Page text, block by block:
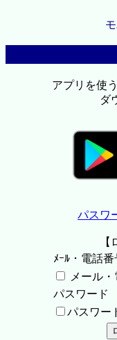
アプリを使
ダ
パスワ
ﾒｰﾙ・電話番
メール
パスワード
パスワー